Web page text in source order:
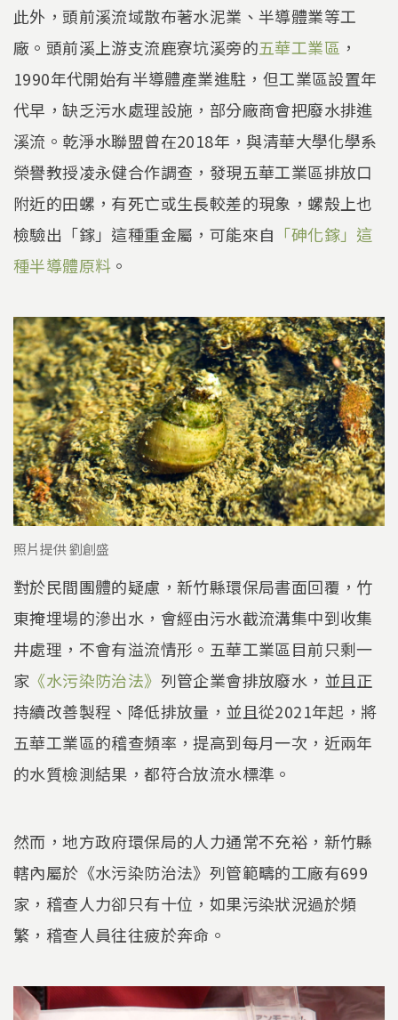
此外，頭前溪流域散布著水泥業、半導體業等工
廠。頭前溪上游支流鹿寮坑溪旁的五華工業區 ，
1990年代開始有半導體產業進駐，但工業區設置年
代早，缺乏污水處理設施，部分廠商會把廢水排進
溪流。乾淨水聯盟曾在2018年，與清華大學化學系
榮譽教授凌永健合作調查，發現五華工業區排放口
附近的田螺，有死亡或生長較差的現象，螺殼上也
檢驗出「鎵」這種重金屬，可能來自 「砷化鎵」這
種半導體原料 。
照片提供 劉創盛
對於民間團體的疑慮，新竹縣環保局書面回覆，竹
東掩埋場的滲出水，會經由污水截流溝集中到收集
井處理，不會有溢流情形。五華工業區目前只剩一
家 《水污染防治法》 列管企業會排放廢水，並且正
持續改善製程、降低排放量，並且從2021年起，將
五華工業區的稽查頻率，提高到每月一次，近兩年
的水質檢測結果，都符合放流水標準。
然而，地方政府環保局的人力通常不充裕，新竹縣
轄內屬於《水污染防治法》列管範疇的工廠有699
家，稽查人力卻只有十位，如果污染狀況過於頻
繁，稽查人員往往疲於奔命。